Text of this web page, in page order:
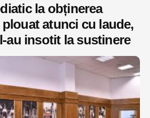
la obținerea
atunci cu laude,
au insotit la sustinere